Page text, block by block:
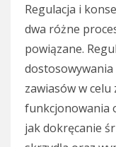
Regulacja i
dwa różne
powiązane.
zawiasów w
funkcjonowania
jak dokręcanie